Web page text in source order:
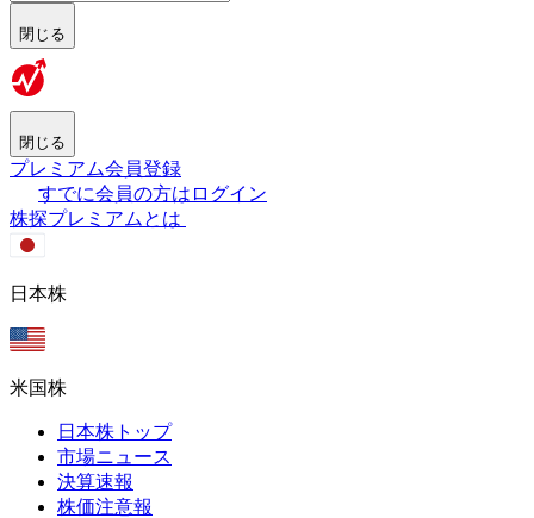
閉じる
閉じる
プレミアム会員登録
すでに会員の方はログイン
株探プレミアムとは
日本株
米国株
日本株トップ
市場ニュース
決算速報
株価注意報